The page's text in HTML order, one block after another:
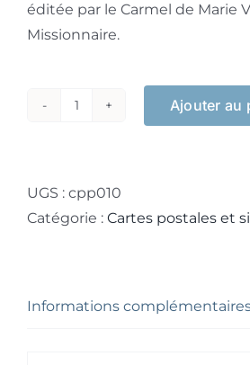
éditée par le Carmel de Marie
Missionnaire.
postale
"Prière
Ajouter au
UGS : cpp010
Catégorie : Cartes postales et
Informations